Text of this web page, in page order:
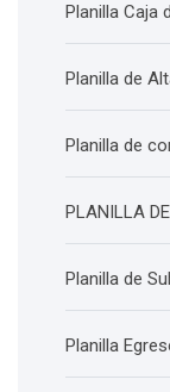
Planilla Caja
Planilla de
Planilla de
PLANILLA
Planilla de
Planilla